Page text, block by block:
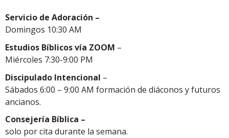
Servicio de Adoración –
Domingos 10:30 AM
Estudios Bíblicos vía ZOOM –
Miércoles 7:30-9:00 PM
Discipulado Intencional –
Sábados 6:00 – 9:00 AM formación de diáconos y futuros
ancianos.
Consejería Bíblica –
solo por cita durante la semana.